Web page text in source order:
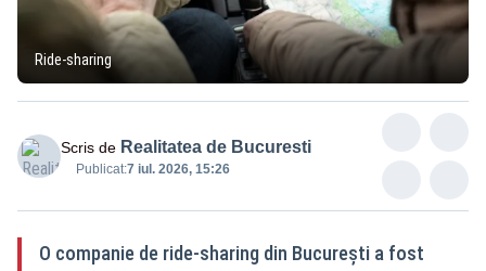
Ride-sharing
Scris de Realitatea de Bucuresti
Publicat:7 iul. 2026, 15:26
O companie de ride-sharing din București a fost